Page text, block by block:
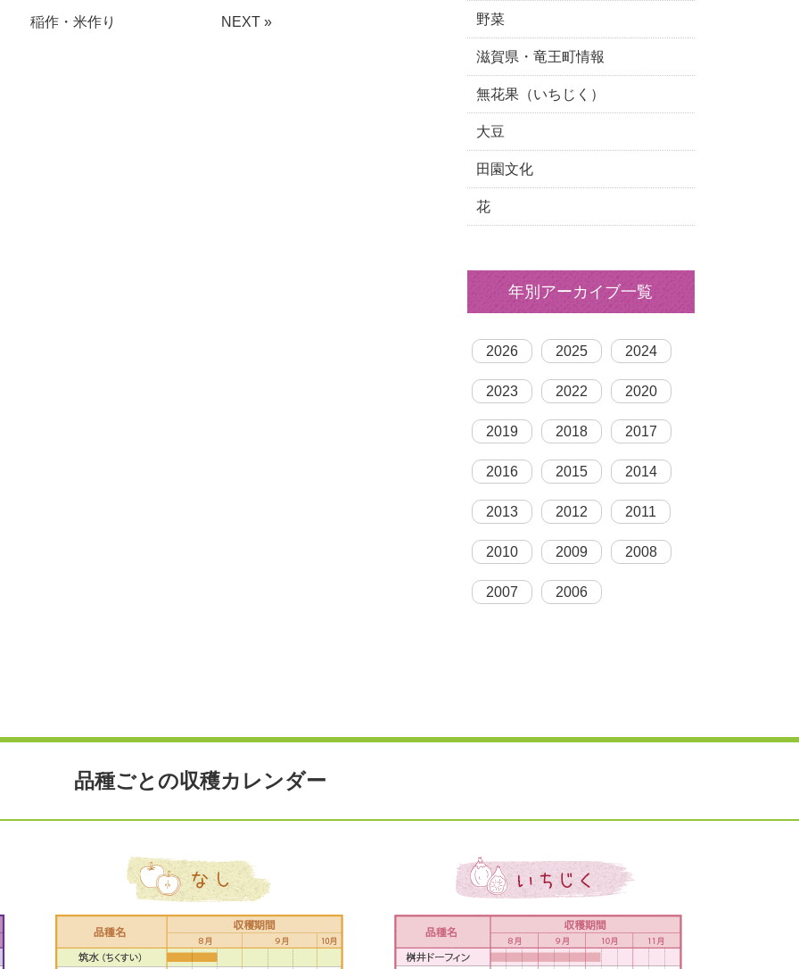
稲作・米作り NEXT » 野菜
滋賀県・竜王町情報
無花果（いちじく）
大豆
田園文化
花
年別アーカイブ一覧
2026 2025 2024
2023 2022 2020
2019 2018 2017
2016 2015 2014
2013 2012 2011
2010 2009 2008
2007 2006
品種ごとの収穫カレンダー